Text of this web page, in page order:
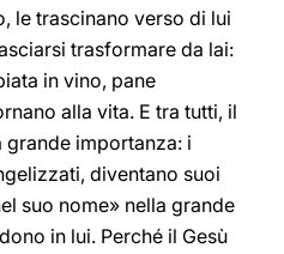
le trascinano verso di lui
trasformare da lai:
in vino, pane
alla vita. E tra tutti, il
grande importanza: i
diventano suoi
suo nome» nella grande
in lui. Perché il Gesù